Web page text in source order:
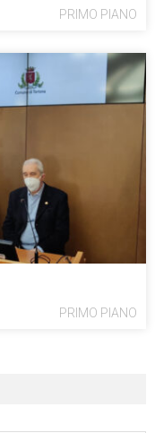
PRIMO PIANO
PRIMO PIANO